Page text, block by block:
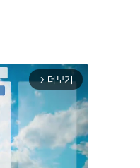
arrow_forward_ios 더보기